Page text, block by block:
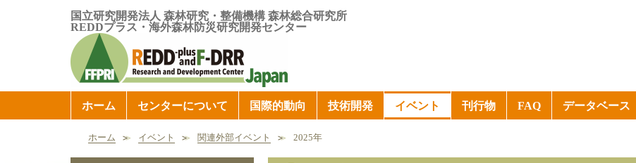
国立研究開発法人 森林研究・整備機構 森林総合研究所
REDDプラス・海外森林防災研究開発センター
ホーム センターについて 国際的動向 技術開発 イベント 刊行物 FAQ データベース
ホーム イベント 関連外部イベント 2025年